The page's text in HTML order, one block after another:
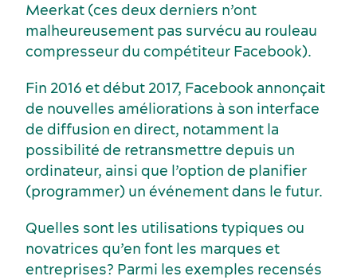
Activités et expériences
Salles de réunion
Meerkat (ces deux derniers n’ont
malheureusement pas survécu au rouleau
compresseur du compétiteur Facebook).
Fin 2016 et début 2017, Facebook annonçait
de nouvelles améliorations à son interface
de diffusion en direct, notamment la
possibilité de retransmettre depuis un
ordinateur, ainsi que l’option de planifier
(programmer) un événement dans le futur.
Quelles sont les utilisations typiques ou
novatrices qu’en font les marques et
entreprises? Parmi les exemples recensés